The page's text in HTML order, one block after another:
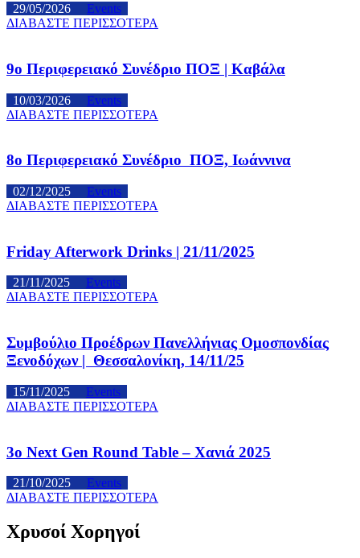
29/05/2026
Events
ΔΙΑΒΑΣΤΕ ΠΕΡΙΣΣΟΤΕΡΑ
9ο Περιφερειακό Συνέδριο ΠΟΞ | Καβάλα
10/03/2026
Events
ΔΙΑΒΑΣΤΕ ΠΕΡΙΣΣΟΤΕΡΑ
8ο Περιφερειακό Συνέδριο ΠΟΞ, Ιωάννινα
02/12/2025
Events
ΔΙΑΒΑΣΤΕ ΠΕΡΙΣΣΟΤΕΡΑ
Friday Afterwork Drinks | 21/11/2025
21/11/2025
Events
ΔΙΑΒΑΣΤΕ ΠΕΡΙΣΣΟΤΕΡΑ
Συμβούλιο Προέδρων Πανελλήνιας Ομοσπονδίας
Ξενοδόχων | Θεσσαλονίκη, 14/11/25
15/11/2025
Events
ΔΙΑΒΑΣΤΕ ΠΕΡΙΣΣΟΤΕΡΑ
3ο Next Gen Round Table – Χανιά 2025
21/10/2025
Events
ΔΙΑΒΑΣΤΕ ΠΕΡΙΣΣΟΤΕΡΑ
Χρυσοί Χορηγοί